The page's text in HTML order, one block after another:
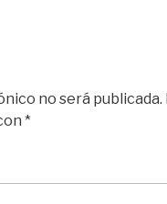
no será publicada.
*